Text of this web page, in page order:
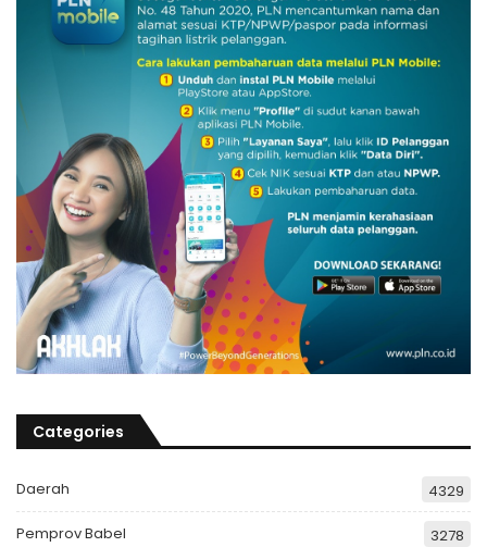
Categories
Daerah 4329
Pemprov Babel 3278